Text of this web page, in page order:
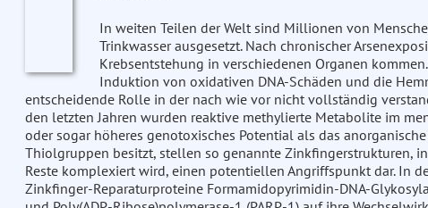
In weiten Teilen der Welt sind Millionen von
Trinkwasser ausgesetzt. Nach chronischer
Krebsentstehung in verschiedenen Organen
Induktion von oxidativen DNA-Schäden und die
entscheidende Rolle in der nach wie vor nicht vollständig
den letzten Jahren wurden reaktive methylierte Metabolite im
oder sogar höheres genotoxisches Potential als das
Thiolgruppen besitzt, stellen so genannte Zinkfingerstrukturen,
Reste komplexiert wird, einen potentiellen Angriffspunkt dar. In
Zinkfinger-Reparaturproteine Formamidopyrimidin-DNA-